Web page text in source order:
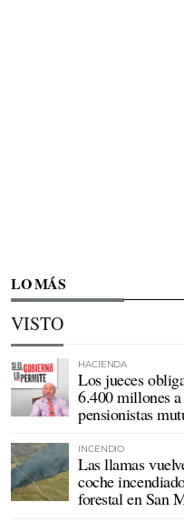
LO MÁS
VISTO
HACIENDA
Los jueces
6.400 millones
pensionistas
INCENDIO
Las llamas
coche
forestal en San